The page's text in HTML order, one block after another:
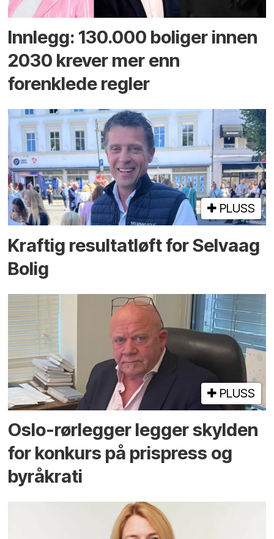
Innlegg: 130.000 boliger innen
2030 krever mer enn
forenklede regler
PLUSS
Kraftig resultatløft for Selvaag
Bolig
PLUSS
Oslo-rørlegger legger skylden
for konkurs på prispress og
byråkrati